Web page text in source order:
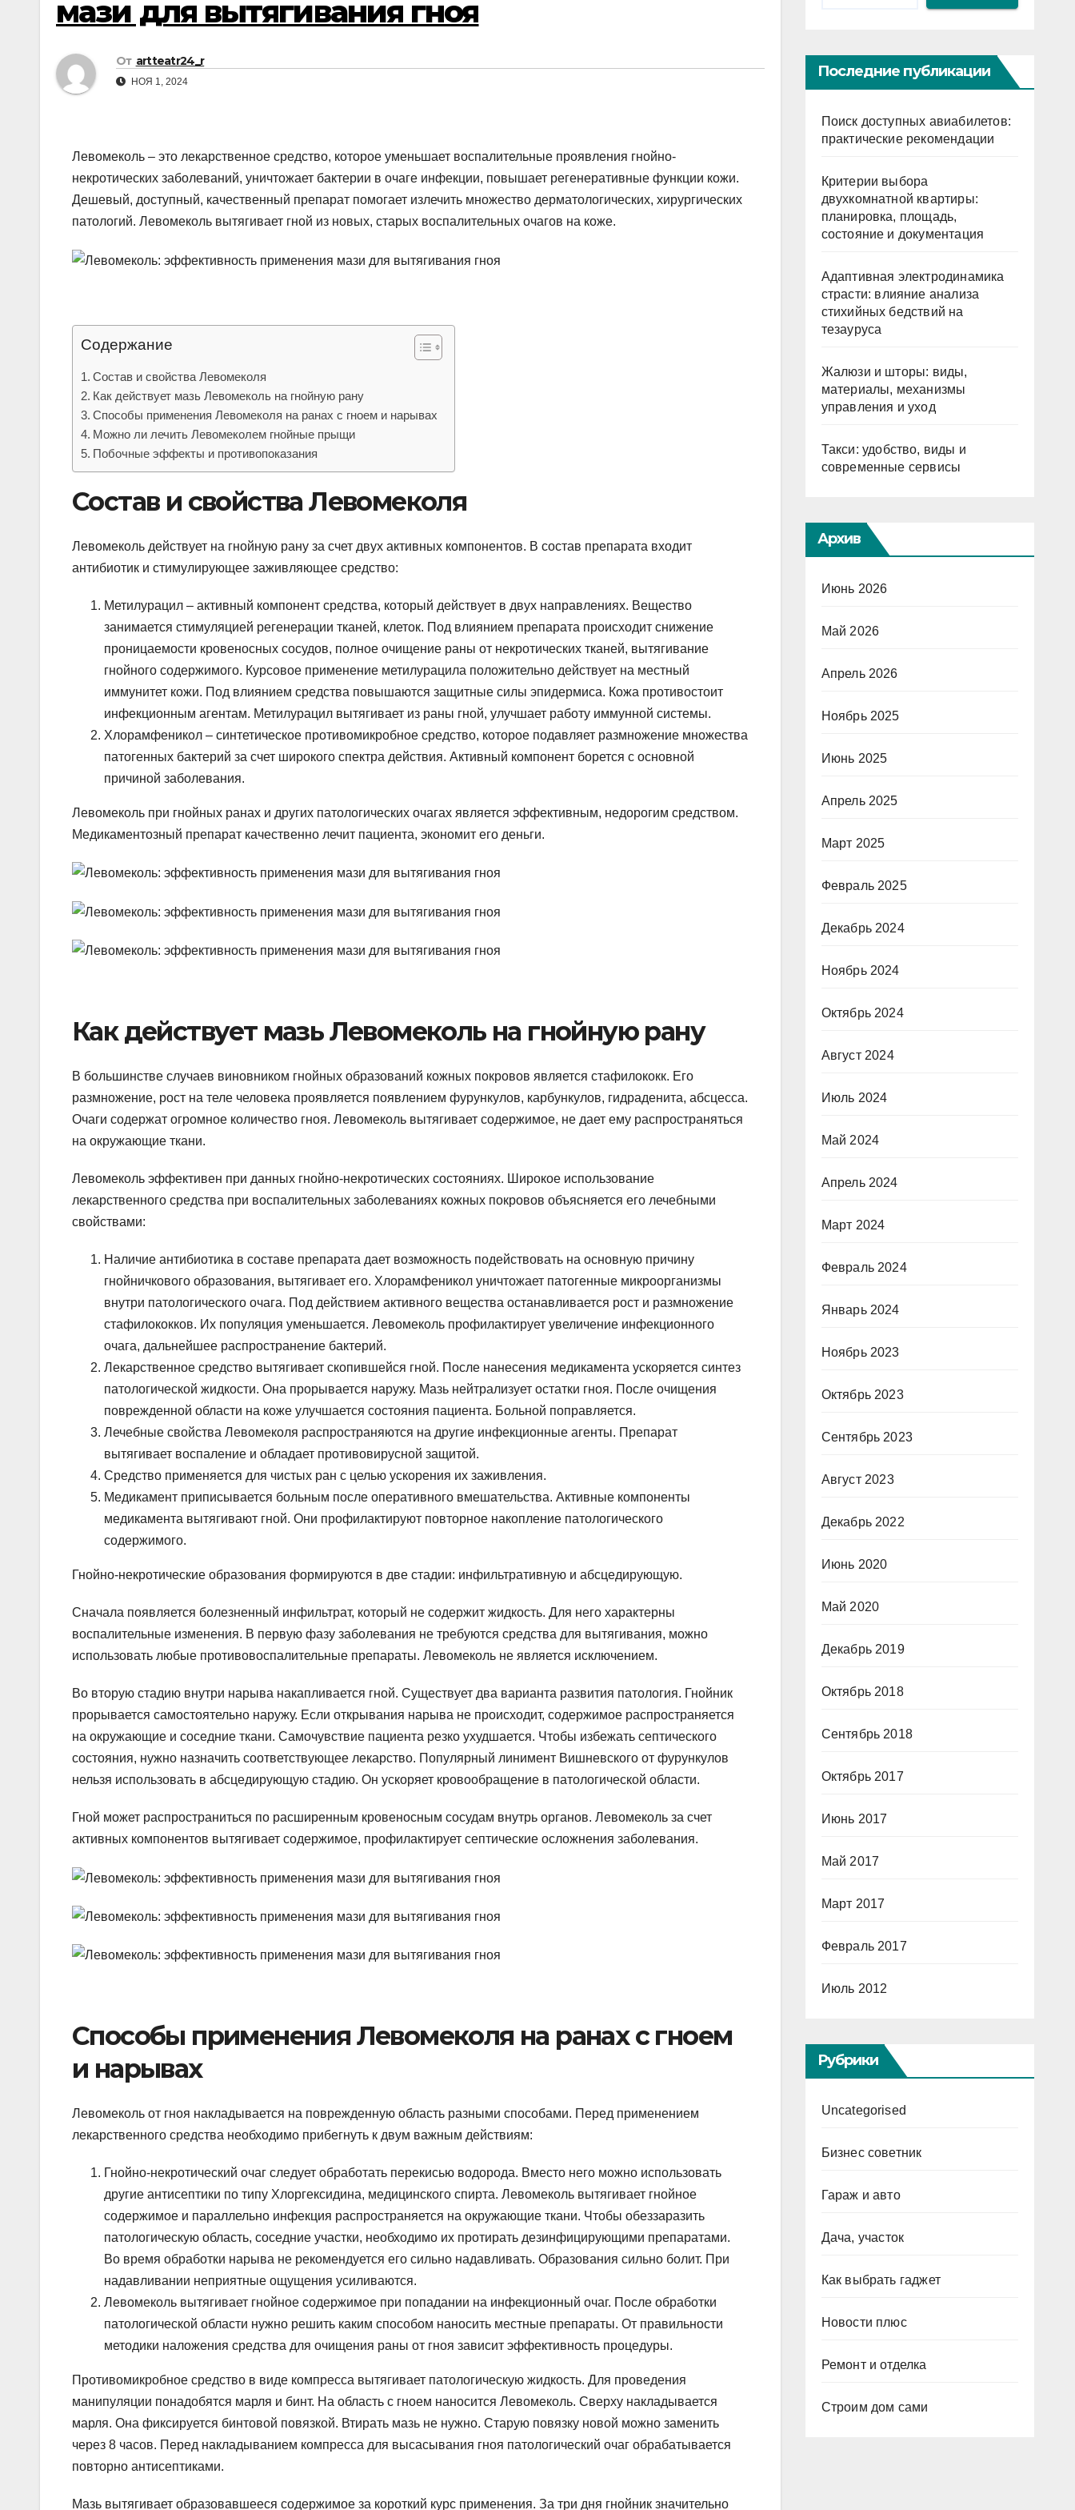
мази для вытягивания гноя
От artteatr24_r
НОЯ 1, 2024
Левомеколь – это лекарственное средство, которое уменьшает воспалительные проявления гнойно-
некротических заболеваний, уничтожает бактерии в очаге инфекции, повышает регенеративные функции кожи.
Дешевый, доступный, качественный препарат помогает излечить множество дерматологических, хирургических
патологий. Левомеколь вытягивает гной из новых, старых воспалительных очагов на коже.
Содержание
Состав и свойства Левомеколя
Как действует мазь Левомеколь на гнойную рану
Способы применения Левомеколя на ранах с гноем и нарывах
Можно ли лечить Левомеколем гнойные прыщи
Побочные эффекты и противопоказания
Состав и свойства Левомеколя
Левомеколь действует на гнойную рану за счет двух активных компонентов. В состав препарата входит
антибиотик и стимулирующее заживляющее средство:
Метилурацил – активный компонент средства, который действует в двух направлениях. Вещество
занимается стимуляцией регенерации тканей, клеток. Под влиянием препарата происходит снижение
проницаемости кровеносных сосудов, полное очищение раны от некротических тканей, вытягивание
гнойного содержимого. Курсовое применение метилурацила положительно действует на местный
иммунитет кожи. Под влиянием средства повышаются защитные силы эпидермиса. Кожа противостоит
инфекционным агентам. Метилурацил вытягивает из раны гной, улучшает работу иммунной системы.
Хлорамфеникол – синтетическое противомикробное средство, которое подавляет размножение множества
патогенных бактерий за счет широкого спектра действия. Активный компонент борется с основной
причиной заболевания.
Левомеколь при гнойных ранах и других патологических очагах является эффективным, недорогим средством.
Медикаментозный препарат качественно лечит пациента, экономит его деньги.
Как действует мазь Левомеколь на гнойную рану
В большинстве случаев виновником гнойных образований кожных покровов является стафилококк. Его
размножение, рост на теле человека проявляется появлением фурункулов, карбункулов, гидраденита, абсцесса.
Очаги содержат огромное количество гноя. Левомеколь вытягивает содержимое, не дает ему распространяться
на окружающие ткани.
Левомеколь эффективен при данных гнойно-некротических состояниях. Широкое использование
лекарственного средства при воспалительных заболеваниях кожных покровов объясняется его лечебными
свойствами:
Наличие антибиотика в составе препарата дает возможность подействовать на основную причину
гнойничкового образования, вытягивает его. Хлорамфеникол уничтожает патогенные микроорганизмы
внутри патологического очага. Под действием активного вещества останавливается рост и размножение
стафилококков. Их популяция уменьшается. Левомеколь профилактирует увеличение инфекционного
очага, дальнейшее распространение бактерий.
Лекарственное средство вытягивает скопившейся гной. После нанесения медикамента ускоряется синтез
патологической жидкости. Она прорывается наружу. Мазь нейтрализует остатки гноя. После очищения
поврежденной области на коже улучшается состояния пациента. Больной поправляется.
Лечебные свойства Левомеколя распространяются на другие инфекционные агенты. Препарат
вытягивает воспаление и обладает противовирусной защитой.
Средство применяется для чистых ран с целью ускорения их заживления.
Медикамент приписывается больным после оперативного вмешательства. Активные компоненты
медикамента вытягивают гной. Они профилактируют повторное накопление патологического
содержимого.
Гнойно-некротические образования формируются в две стадии: инфильтративную и абсцедирующую.
Сначала появляется болезненный инфильтрат, который не содержит жидкость. Для него характерны
воспалительные изменения. В первую фазу заболевания не требуются средства для вытягивания, можно
использовать любые противовоспалительные препараты. Левомеколь не является исключением.
Во вторую стадию внутри нарыва накапливается гной. Существует два варианта развития патология. Гнойник
прорывается самостоятельно наружу. Если открывания нарыва не происходит, содержимое распространяется
на окружающие и соседние ткани. Самочувствие пациента резко ухудшается. Чтобы избежать септического
состояния, нужно назначить соответствующее лекарство. Популярный линимент Вишневского от фурункулов
нельзя использовать в абсцедирующую стадию. Он ускоряет кровообращение в патологической области.
Гной может распространиться по расширенным кровеносным сосудам внутрь органов. Левомеколь за счет
активных компонентов вытягивает содержимое, профилактирует септические осложнения заболевания.
Способы применения Левомеколя на ранах с гноем
и нарывах
Левомеколь от гноя накладывается на поврежденную область разными способами. Перед применением
лекарственного средства необходимо прибегнуть к двум важным действиям:
Гнойно-некротический очаг следует обработать перекисью водорода. Вместо него можно использовать
другие антисептики по типу Хлоргексидина, медицинского спирта. Левомеколь вытягивает гнойное
содержимое и параллельно инфекция распространяется на окружающие ткани. Чтобы обеззаразить
патологическую область, соседние участки, необходимо их протирать дезинфицирующими препаратами.
Во время обработки нарыва не рекомендуется его сильно надавливать. Образования сильно болит. При
надавливании неприятные ощущения усиливаются.
Левомеколь вытягивает гнойное содержимое при попадании на инфекционный очаг. После обработки
патологической области нужно решить каким способом наносить местные препараты. От правильности
методики наложения средства для очищения раны от гноя зависит эффективность процедуры.
Противомикробное средство в виде компресса вытягивает патологическую жидкость. Для проведения
манипуляции понадобятся марля и бинт. На область с гноем наносится Левомеколь. Сверху накладывается
марля. Она фиксируется бинтовой повязкой. Втирать мазь не нужно. Старую повязку новой можно заменить
через 8 часов. Перед накладыванием компресса для высасывания гноя патологический очаг обрабатывается
повторно антисептиками.
Мазь вытягивает образовавшееся содержимое за короткий курс применения. За три дня гнойник значительно
Последние публикации
Поиск доступных авиабилетов:
практические рекомендации
Критерии выбора
двухкомнатной квартиры:
планировка, площадь,
состояние и документация
Адаптивная электродинамика
страсти: влияние анализа
стихийных бедствий на
тезауруса
Жалюзи и шторы: виды,
материалы, механизмы
управления и уход
Такси: удобство, виды и
современные сервисы
Архив
Июнь 2026
Май 2026
Апрель 2026
Ноябрь 2025
Июнь 2025
Апрель 2025
Март 2025
Февраль 2025
Декабрь 2024
Ноябрь 2024
Октябрь 2024
Август 2024
Июль 2024
Май 2024
Апрель 2024
Март 2024
Февраль 2024
Январь 2024
Ноябрь 2023
Октябрь 2023
Сентябрь 2023
Август 2023
Декабрь 2022
Июнь 2020
Май 2020
Декабрь 2019
Октябрь 2018
Сентябрь 2018
Октябрь 2017
Июнь 2017
Май 2017
Март 2017
Февраль 2017
Июль 2012
Рубрики
Uncategorised
Бизнес советник
Гараж и авто
Дача, участок
Как выбрать гаджет
Новости плюс
Ремонт и отделка
Строим дом сами